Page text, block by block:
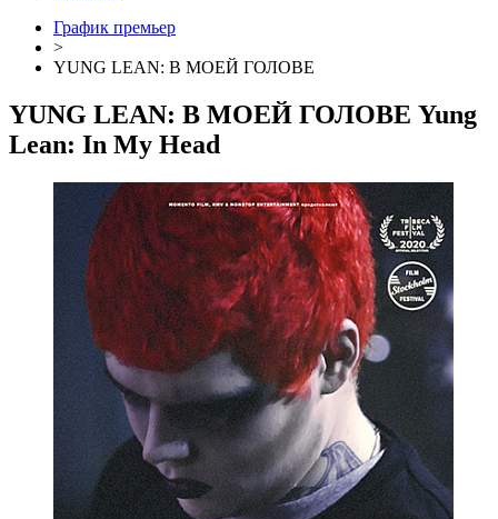
График премьер
>
YUNG LEAN: В МОЕЙ ГОЛОВЕ
YUNG LEAN: В МОЕЙ ГОЛОВЕ Yung
Lean: In My Head